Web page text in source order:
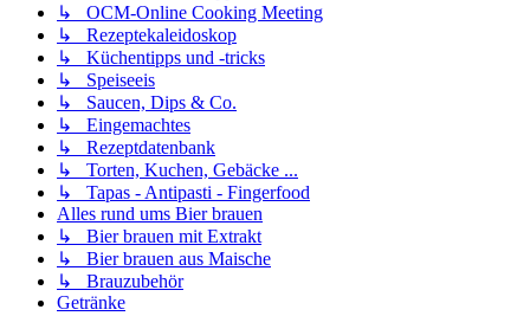
↳ OCM-Online Cooking Meeting
↳ Rezeptekaleidoskop
↳ Küchentipps und -tricks
↳ Speiseeis
↳ Saucen, Dips & Co.
↳ Eingemachtes
↳ Rezeptdatenbank
↳ Torten, Kuchen, Gebäcke ...
↳ Tapas - Antipasti - Fingerfood
Alles rund ums Bier brauen
↳ Bier brauen mit Extrakt
↳ Bier brauen aus Maische
↳ Brauzubehör
Getränke